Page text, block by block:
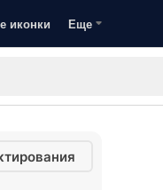
иконки Еще